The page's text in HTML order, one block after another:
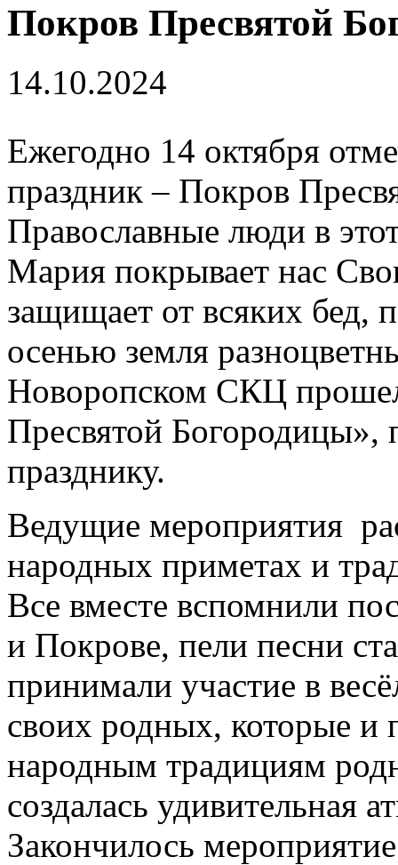
Покров Пресвятой
14.10.2024
Ежегодно 14 октября
праздник – Покров
Православные люди в
Мария покрывает нас
защищает от всяких бед,
осенью земля
Новоропском СКЦ
Пресвятой Богородицы»,
празднику.
Ведущие мероприятия
народных приметах и
Все вместе вспомнили
и Покрове, пели песни
принимали участие в
своих родных, которые и
народным традициям
создалась удивительная
Закончилось